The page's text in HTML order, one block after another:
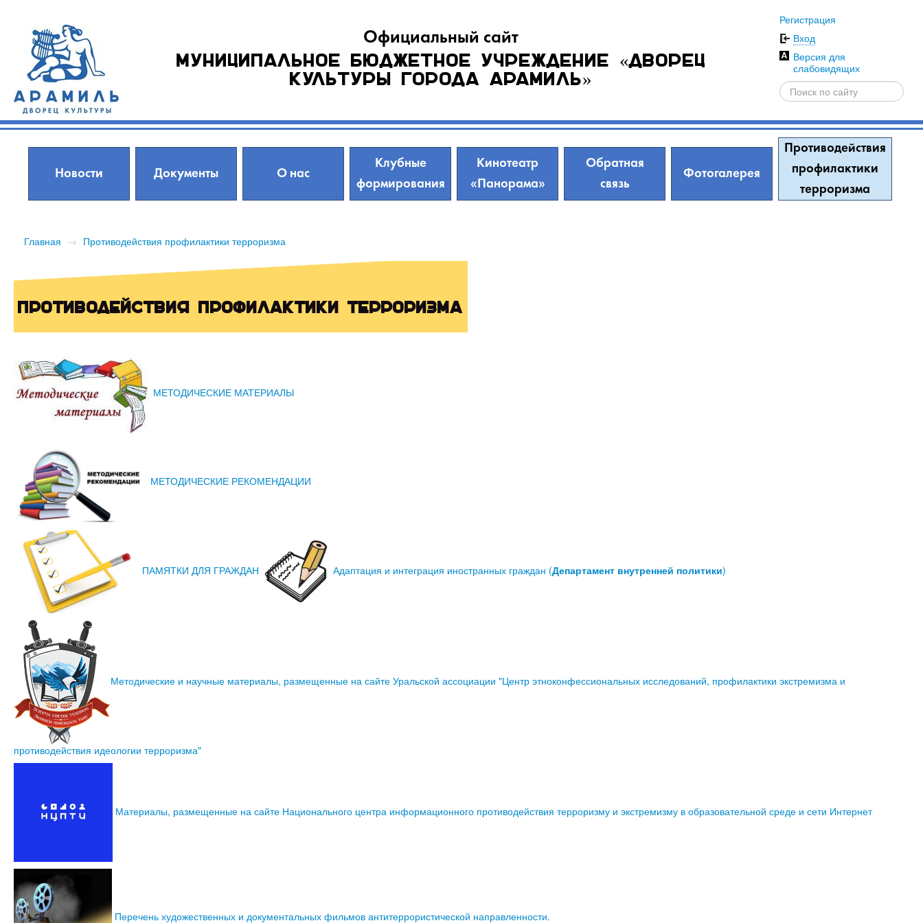
Официальный сайт
Муниципальное бюджетное учреждение «Дворец
культуры города Арамиль»
Регистрация
Вход
Версия для
слабовидящих
Новости Документы О нас
Клубные
формирования
Кинотеатр
«Панорама»
Обратная
связь
Фотогалерея
Противодействия
профилактики
терроризма
Главная → Противодействия профилактики терроризма
Противодействия профилактики терроризма
МЕТОДИЧЕСКИЕ МАТЕРИАЛЫ
МЕТОДИЧЕСКИЕ РЕКОМЕНДАЦИИ
ПАМЯТКИ ДЛЯ ГРАЖДАН Адаптация и интеграция иностранных граждан (Департамент внутренней политики)
Методические и научные материалы, размещенные на сайте Уральской ассоциации "Центр этноконфессиональных исследований, профилактики экстремизма и
противодействия идеологии терроризма"
Материалы, размещенные на сайте Национального центра информационного противодействия терроризму и экстремизму в образовательной среде и сети Интернет
Перечень художественных и документальных фильмов антитеррористической направленности.